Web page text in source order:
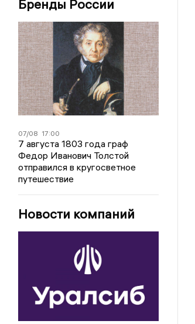
Бренды России
07/08 17:00
7 августа 1803 года граф
Федор Иванович Толстой
отправился в кругосветное
путешествие
Новости компаний